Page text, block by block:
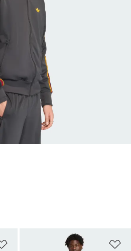
Zur Wunschliste hinzufügen